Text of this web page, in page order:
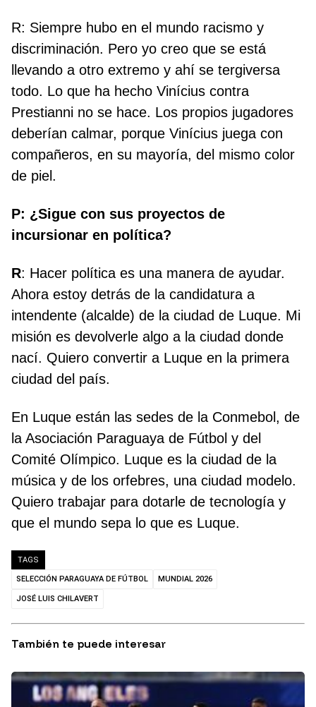
R: Siempre hubo en el mundo racismo y
discriminación. Pero yo creo que se está
llevando a otro extremo y ahí se tergiversa
todo. Lo que ha hecho Vinícius contra
Prestianni no se hace. Los propios jugadores
deberían calmar, porque Vinícius juega con
compañeros, en su mayoría, del mismo color
de piel.
P: ¿Sigue con sus proyectos de
incursionar en política?
R: Hacer política es una manera de ayudar.
Ahora estoy detrás de la candidatura a
intendente (alcalde) de la ciudad de Luque. Mi
misión es devolverle algo a la ciudad donde
nací. Quiero convertir a Luque en la primera
ciudad del país.
En Luque están las sedes de la Conmebol, de
la Asociación Paraguaya de Fútbol y del
Comité Olímpico. Luque es la ciudad de la
música y de los orfebres, una ciudad modelo.
Quiero trabajar para dotarle de tecnología y
que el mundo sepa lo que es Luque.
TAGS
SELECCIÓN PARAGUAYA DE FÚTBOL MUNDIAL 2026
JOSÉ LUIS CHILAVERT
También te puede interesar